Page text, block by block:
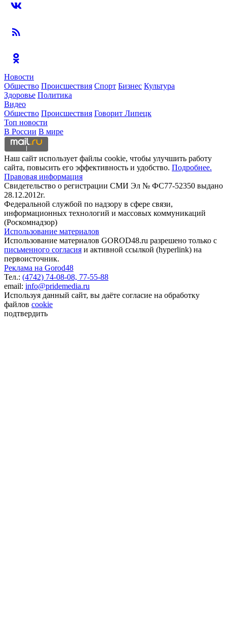
Новости
Общество Происшествия Спорт Бизнес Культура
Здоровье Политика
Видео
Общество Происшествия Говорит Липецк
Топ новости
В России В мире
Наш сайт использует файлы cookie, чтобы улучшить работу
сайта, повысить его эффективность и удобство. Подробнее.
Правовая информация
Свидетельство о регистрации СМИ Эл № ФС77-52350 выдано
28.12.2012г.
Федеральной службой по надзору в сфере связи,
информационных технологий и массовых коммуникаций
(Роскомнадзор)
Использование материалов
Использование материалов GOROD48.ru разрешено только с
письменного согласия и активной ссылкой (hyperlink) на
первоисточник.
Реклама на Gorod48
Тел.: (4742) 74-08-08, 77-55-88
email: info@pridemedia.ru
Используя данный сайт, вы даёте согласие на обработку
файлов cookie
подтвердить